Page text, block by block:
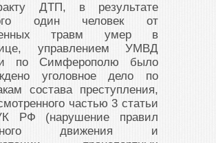
ДТП, в результате
один человек от
травм умер в
управлением УМВД
по Симферополю было
уголовное дело по
состава преступления,
частью 3 статьи
РФ (нарушение правил
движения и